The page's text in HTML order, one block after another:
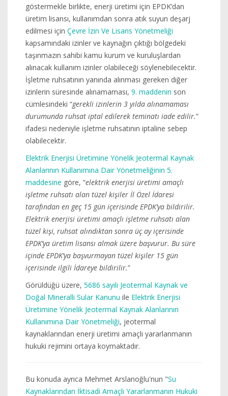
göstermekle birlikte, enerji üretimi için EPDK’dan
üretim lisansı, kullanımdan sonra atık suyun deşarj
edilmesi için Çevre İzin Ve Lisans Yönetmeliği
kapsamındaki izinler ve kaynağın çıktığı bölgedeki
taşınmazın sahibi kamu kurum ve kuruluşlardan
alınacak kullanım izinler olabileceği söylenebilecektir.
İşletme ruhsatının yanında alınması gereken diğer
izinlerin süresinde alınamaması, 9. maddenin son
cümlesindeki “gerekli izinlerin 3 yılda alınamaması
durumunda ruhsat iptal edilerek teminatı iade edilir.”
ifadesi nedeniyle işletme ruhsatının iptaline sebep
olabilecektir.
Elektrik Enerjisi Üretimine Yönelik Jeotermal Kaynak
Alanlarının Kullanımına Dair Yönetmeliğinin 5.
maddesine göre, “elektrik enerjisi üretimi amaçlı
işletme ruhsatı alan tüzel kişiler İl Özel İdaresi
tarafından en geç 15 gün içerisinde EPDK’ya bildirilir.
Elektrik enerjisi üretimi amaçlı işletme ruhsatı alan
tüzel kişi, ruhsat alındıktan sonra üç ay içerisinde
EPDK’ya üretim lisansı almak üzere başvurur. Bu süre
içinde EPDK’ya başvurmayan tüzel kişiler 15 gün
içerisinde ilgili İdareye bildirilir.”
Görüldüğü üzere, 5686 sayılı Jeotermal Kaynak ve
Doğal Mineralli Sular Kanunu ile Elektrik Enerjisi
Üretimine Yönelik Jeotermal Kaynak Alanlarının
Kullanımına Dair Yönetmeliği, jeotermal
kaynaklarından enerji üretimi amaçlı yararlanmanın
hukuki rejimini ortaya koymaktadır.
Bu konuda ayrıca Mehmet Arslanoğlu'nun "Su
Kaynaklarından İktisadi Amaçlı Yararlanmanın Hukuki